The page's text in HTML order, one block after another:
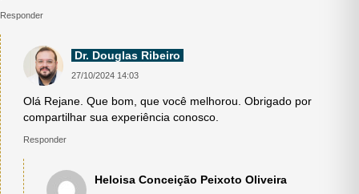
Responder
Dr. Douglas Ribeiro
27/10/2024 14:03
Olá Rejane. Que bom, que você melhorou. Obrigado por
compartilhar sua experiência conosco.
Responder
Heloisa Conceição Peixoto Oliveira